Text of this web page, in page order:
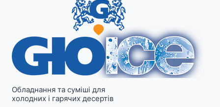
Обладнання та суміші для
холодних і гарячих десертів